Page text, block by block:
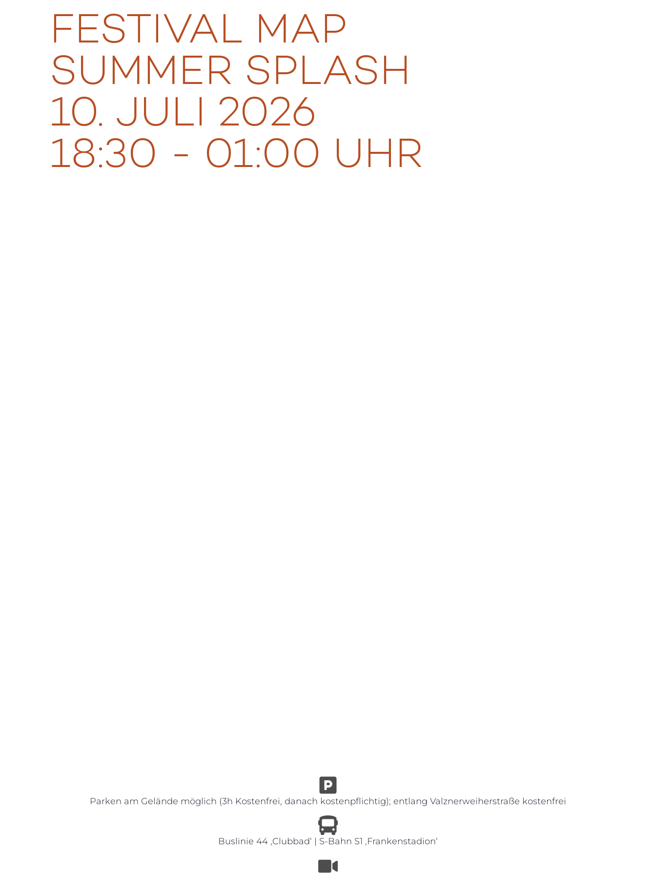
FESTIVAL MAP
SUMMER SPLASH
10. JULI 2026
18:30 - 01:00 UHR
Parken am Gelände möglich (3h Kostenfrei, danach kostenpflichtig); entlang Valznerweiherstraße kostenfrei
Buslinie 44 ‚Clubbad‘ | S-Bahn S1 ‚Frankenstadion‘